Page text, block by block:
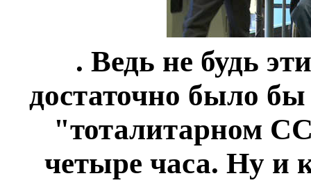
. Ведь не будь
достаточно было бы
"тоталитарном
четыре часа. Ну и